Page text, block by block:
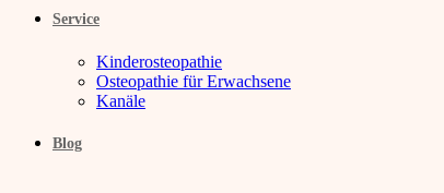
Service
Kinderosteopathie
Osteopathie für Erwachsene
Kanäle
Blog